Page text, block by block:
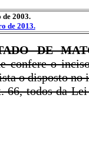
2003.
de 2013.
DE
confere o
o disposto
todos da Lei